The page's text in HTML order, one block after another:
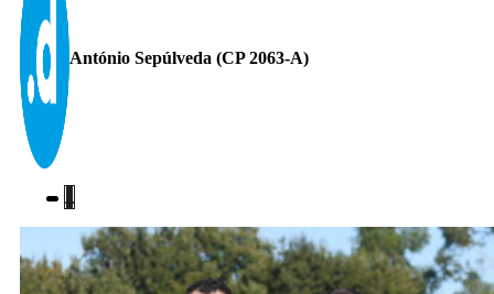
António Sepúlveda (CP 2063-A)